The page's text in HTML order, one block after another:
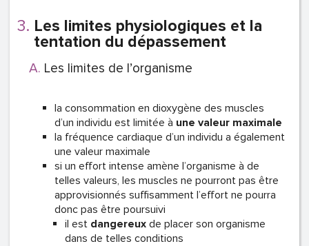
Les limites physiologiques et la
tentation du dépassement
Les limites de l’organisme
la consommation en dioxygène des muscles
d’un individu est limitée à une valeur maximale
la fréquence cardiaque d’un individu a également
une valeur maximale
si un effort intense amène l’organisme à de
telles valeurs, les muscles ne pourront pas être
approvisionnés suffisamment l’effort ne pourra
donc pas être poursuivi
il est dangereux de placer son organisme
dans de telles conditions